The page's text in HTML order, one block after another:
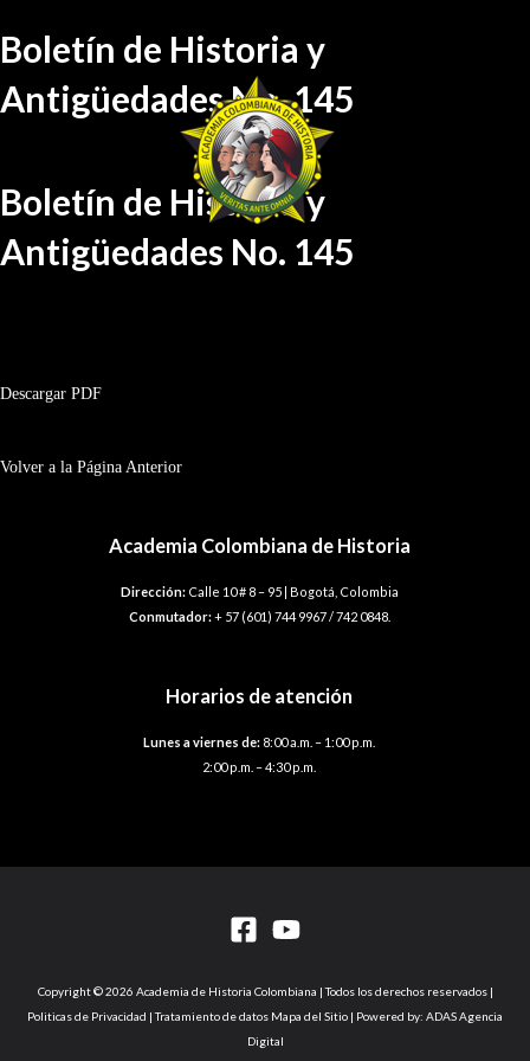
al
contenido
Boletín de Historia y
Antigüedades No. 145
Boletín de Historia y
Antigüedades No. 145
Descargar PDF
Volver a la Página Anterior
Academia Colombiana de Historia
Dirección:Calle 10 # 8 – 95 | Bogotá, Colombia
Conmutador:+ 57 (601) 744 9967 / 742 0848.
Horarios de atención
Lunes a viernes de: 8:00 a.m. – 1:00 p.m.
2:00 p.m. – 4:30 p.m.
Copyright © 2026 Academia de Historia Colombiana | Todos los derechos reservados |
Politicas de Privacidad | Tratamiento de datos Mapa del Sitio | Powered by: ADAS Agencia
Digital